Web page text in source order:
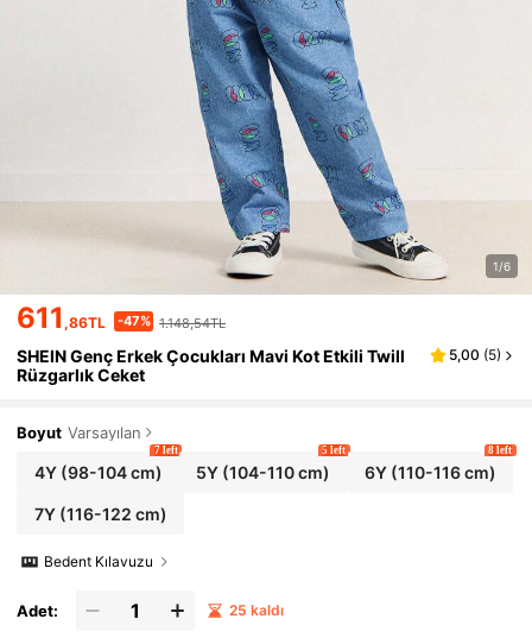
1/6
611 ,86TL -47% 1.148,54TL
SHEIN Genç Erkek Çocukları Mavi Kot Etkili Twill
Rüzgarlık Ceket
5,00 (5)
Boyut Varsayılan
4Y(98-104 cm)
7 left
5Y (104-110 cm)
5 left
6Y(110-116 cm)
8 left
7Y(116-122 cm)
Bedent Kılavuzu
Adet: 25 kaldı